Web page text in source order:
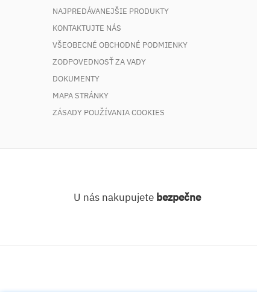
NAJPREDÁVANEJŠIE PRODUKTY
KONTAKTUJTE NÁS
VŠEOBECNÉ OBCHODNÉ PODMIENKY
ZODPOVEDNOSŤ ZA VADY
DOKUMENTY
MAPA STRÁNKY
ZÁSADY POUŽÍVANIA COOKIES
U nás nakupujete bezpečne